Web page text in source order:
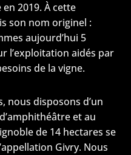
2019. À cette
son nom originel :
aujourd’hui 5
l’exploitation aidés par
de la vigne.
nous disposons d’un
et au
de 14 hectares se
Givry. Nous